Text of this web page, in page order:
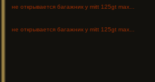
не открывается багажник у mitt 125gt max...
не открывается багажник у mitt 125gt max...